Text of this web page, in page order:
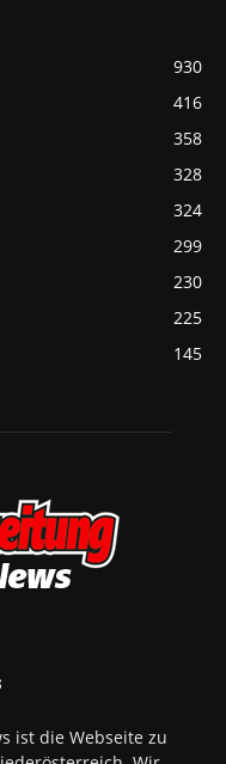
930
416
358
328
324
299
230
225
145
ist die Webseite zu